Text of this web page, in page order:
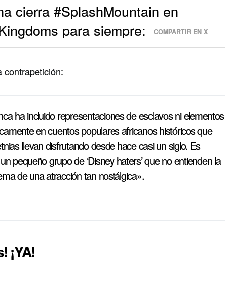
cierra #SplashMountain en
para siempre:
COMPARTIR EN X
contrapetición:
ha incluido representaciones de esclavos ni elementos
en cuentos populares africanos históricos que
llevan disfrutando desde hace casi un siglo. Es
pequeño grupo de ‘Disney haters’ que no entienden la
de una atracción tan nostálgica».
¡YA!